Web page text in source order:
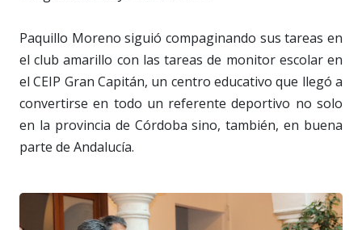
Paquillo Moreno siguió compaginando sus tareas en
el club amarillo con las tareas de monitor escolar en
el CEIP Gran Capitán, un centro educativo que llegó a
convertirse en todo un referente deportivo no solo
en la provincia de Córdoba sino, también, en buena
parte de Andalucía.